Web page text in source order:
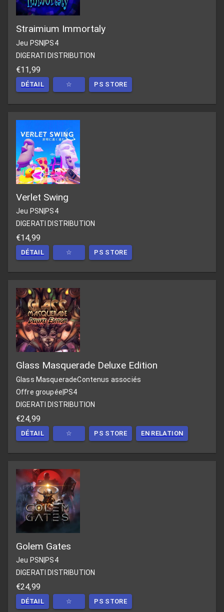
Straimium Immortaly
Jeu PSN PS4
DIGERATI DISTRIBUTION
€11,99
DÉTAIL ☆ PS STORE
Verlet Swing
Jeu PSN PS4
DIGERATI DISTRIBUTION
€14,99
DÉTAIL ☆ PS STORE
Glass Masquerade Deluxe Edition
Glass MasqueradeContenus associés
Offre groupée PS4
DIGERATI DISTRIBUTION
€24,99
DÉTAIL ☆ PS STORE EN RELATION
Golem Gates
Jeu PSN PS4
DIGERATI DISTRIBUTION
€24,99
DÉTAIL ☆ PS STORE